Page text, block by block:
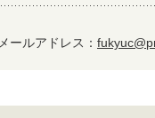
メールアドレス：